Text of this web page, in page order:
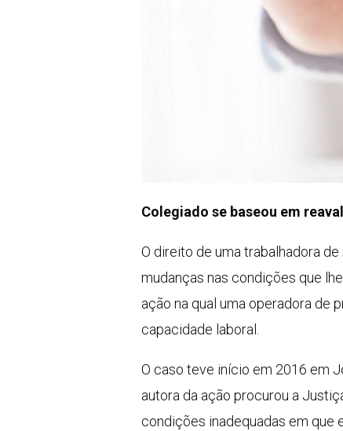
Colegiado se baseou em
O direito de uma trabalhadora
mudanças nas condições que
ação na qual uma operadora de
capacidade laboral.
O caso teve início em 2016 em
autora da ação procurou a
condições inadequadas em que